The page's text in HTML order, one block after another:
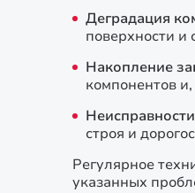
Деградация
поверхности и
Накопление
компонентов
строя и
Регулярное
указанных